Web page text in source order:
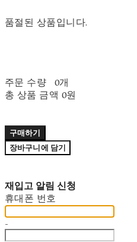
품절된 상품입니다.
주문 수량
0개
총 상품 금액 0원
구매하기
장바구니에 담기
재입고 알림 신청
휴대폰 번호
-